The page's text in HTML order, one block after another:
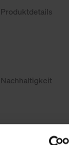
Produktdetails
Nachhaltigkeit